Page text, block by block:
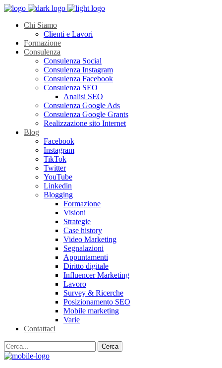
Chi Siamo
Clienti e Lavori
Formazione
Consulenza
Consulenza Social
Consulenza Instagram
Consulenza Facebook
Consulenza SEO
Analisi SEO
Consulenza Google Ads
Consulenza Google Grants
Realizzazione sito Internet
Blog
Facebook
Instagram
TikTok
Twitter
YouTube
Linkedin
Blogging
Formazione
Visioni
Strategie
Case history
Video Marketing
Segnalazioni
Appuntamenti
Diritto digitale
Influencer Marketing
Lavoro
Survey & Ricerche
Posizionamento SEO
Mobile marketing
Varie
Contattaci